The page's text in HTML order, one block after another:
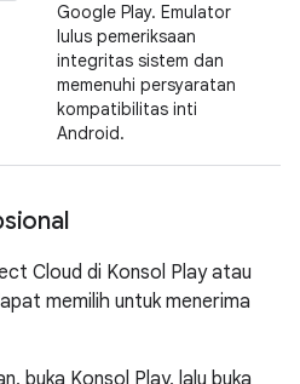
Google Play. Emulator
lulus pemeriksaan
integritas sistem dan
memenuhi persyaratan
kompatibilitas inti
Android.
Cloud di Konsol Play atau
memilih untuk menerima
buka Konsol Play, lalu buka